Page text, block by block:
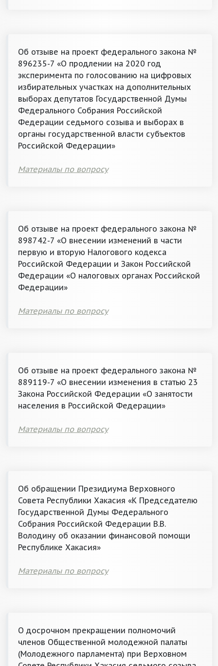
Об отзыве на проект федерального закона №
896235-7 «О продлении на 2020 год
эксперимента по голосованию на цифровых
избирательных участках на дополнительных
выборах депутатов Государственной Думы
Федерального Собрания Российской
Федерации седьмого созыва и выборах в
органы государственной власти субъектов
Российской Федерации»
Материалы по вопросу
Об отзыве на проект федерального закона №
898742-7 «О внесении изменений в части
первую и вторую Налогового кодекса
Российской Федерации и Закон Российской
Федерации «О налоговых органах Российской
Федерации»
Материалы по вопросу
Об отзыве на проект федерального закона №
889119-7 «О внесении изменения в статью 23
Закона Российской Федерации «О занятости
населения в Российской Федерации»
Материалы по вопросу
Об обращении Президиума Верховного
Совета Республики Хакасия «К Председателю
Государственной Думы Федерального
Собрания Российской Федерации В.В.
Володину об оказании финансовой помощи
Республике Хакасия»
Материалы по вопросу
О досрочном прекращении полномочий
членов Общественной молодежной палаты
(Молодежного парламента) при Верховном